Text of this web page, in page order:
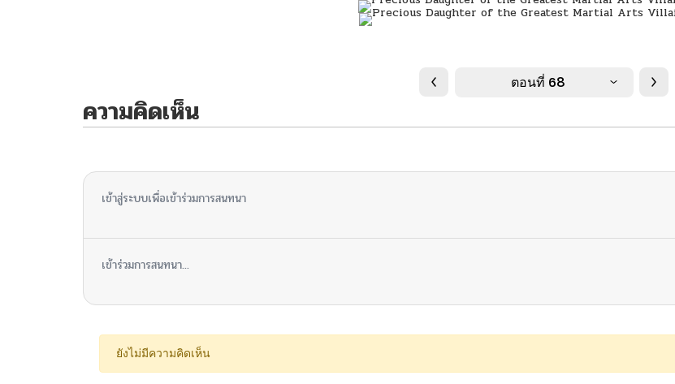
ตอนที่ 68
ความคิดเห็น
เข้าสู่ระบบเพื่อเข้าร่วมการสนทนา
เข้าร่วมการสนทนา...
ยังไม่มีความคิดเห็น